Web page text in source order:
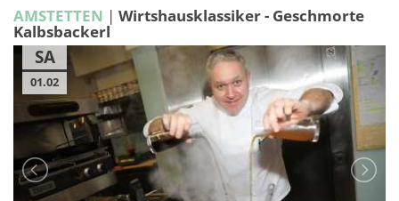
AMSTETTEN | Wirtshausklassiker - Geschmorte
Kalbsbackerl
SA
01.02